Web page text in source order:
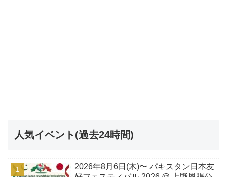
人気イベント(過去24時間)
2026年8月6日(木)〜 パキスタン日本友